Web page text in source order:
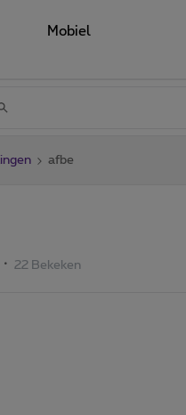
Mobiel
afbe
22 Bekeken